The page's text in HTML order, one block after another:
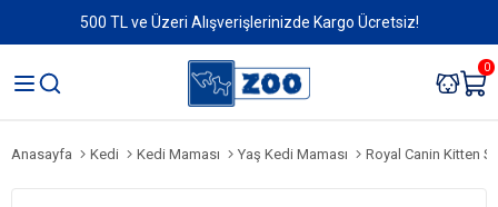
500 TL ve Üzeri Alışverişlerinizde Kargo Ücretsiz!
0
Anasayfa Kedi Kedi Maması Yaş Kedi Maması Royal Canin Kitten